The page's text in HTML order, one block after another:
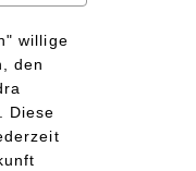
willige
den
Diese